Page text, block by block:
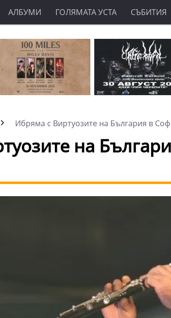
АЛБУМИ ГОЛЯМАТА УСТА СЪБИТИЯ
Ибряма с Виртуозите на България в
на